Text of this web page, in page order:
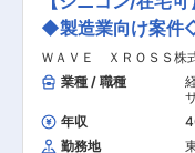
「０」から「１」を作っ
意見を反映させやすく、
です。 変更の範囲：
を置くグローバルな三菱
取り組むなど、三菱電機
イアンスが整えられてい
総合的に活かしながら、
提案していきます。 ・
プ会社がお客様のため
関わることが可能です。
ティ、ガバナンスなどを
リティサービスの企画・
ョンです。従来のVPN中
り安全で柔軟なネット
ため、市場ニーズの把握
までを一貫して担っていただき
魅力： （1）本ポジショ
SASEといった注目度の
ネットワークセキュリテ
関与できます。 （2）企
◆製造業向け案件
ＷＡＶＥ ＸＲＯＳＳ株
業種 / 職種
年収
勤務地